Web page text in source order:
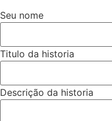
Seu nome
Titulo da historia
Descrição da historia